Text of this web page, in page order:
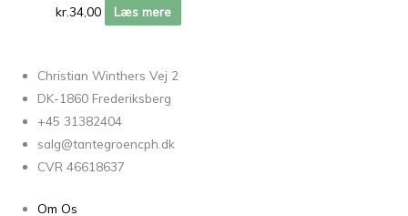
kr.34,00 Læs mere
Christian Winthers Vej 2
DK-1860 Frederiksberg
+45 31382404
salg@tantegroencph.dk
CVR 46618637
Om Os